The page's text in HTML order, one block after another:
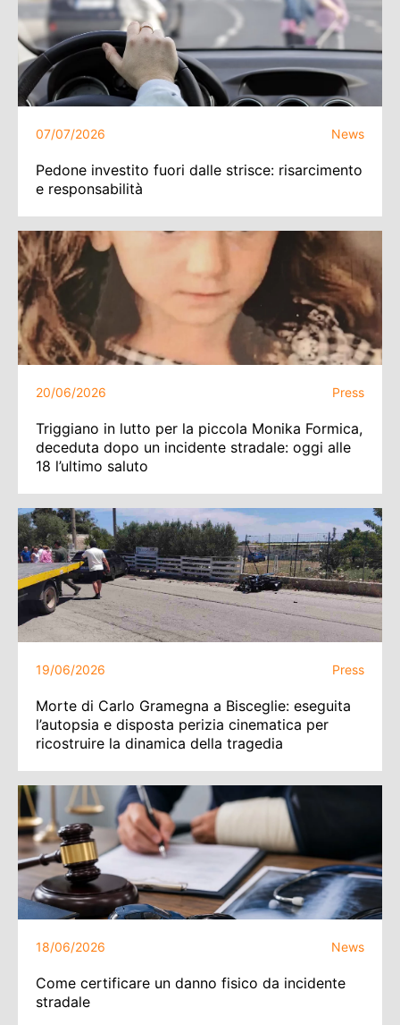
07/07/2026 News
Pedone investito fuori dalle strisce: risarcimento
e responsabilità
20/06/2026 Press
Triggiano in lutto per la piccola Monika Formica,
deceduta dopo un incidente stradale: oggi alle
18 l’ultimo saluto
19/06/2026 Press
Morte di Carlo Gramegna a Bisceglie: eseguita
l’autopsia e disposta perizia cinematica per
ricostruire la dinamica della tragedia
18/06/2026 News
Come certificare un danno fisico da incidente
stradale